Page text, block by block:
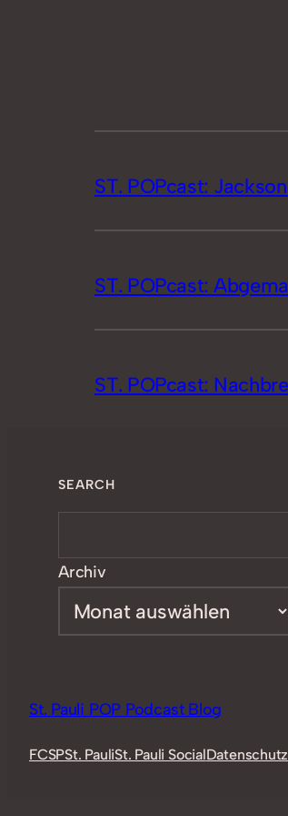
ST. POPcast:
ST. POPcast:
ST. POPcast:
SEARCH
Archiv
St. Pauli POP Podcast Blog
FCSPSt. PauliSt. Pauli Social